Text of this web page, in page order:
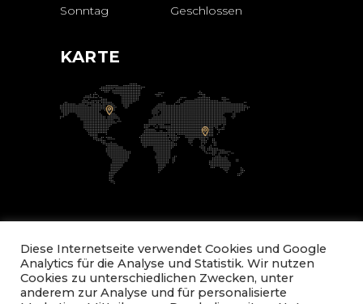
Sonntag
Geschlossen
KARTE
Diese Internetseite verwendet Cookies und Google
Analytics für die Analyse und Statistik. Wir nutzen
Cookies zu unterschiedlichen Zwecken, unter
anderem zur Analyse und für personalisierte